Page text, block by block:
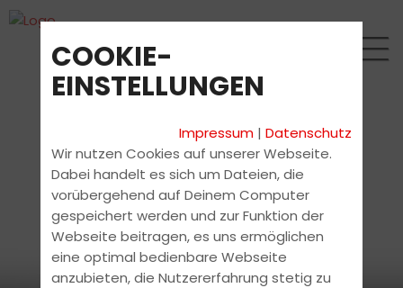
COOKIE-
EINSTELLUNGEN
Impressum |Datenschutz
Wir nutzen Cookies auf unserer Webseite.
Dabei handelt es sich um Dateien, die
vorübergehend auf Deinem Computer
gespeichert werden und zur Funktion der
Webseite beitragen, es uns ermöglichen
eine optimal bedienbare Webseite
anzubieten, die Nutzererfahrung stetig zu